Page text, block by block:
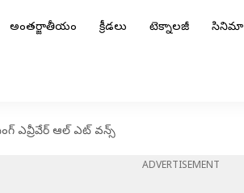
అంతర్జాతీయం క్రీడలు టెక్నాలజీ సినిమా
ఎవ్రీవేర్ ఆల్ ఎట్ వన్స్
ADVERTISEMENT